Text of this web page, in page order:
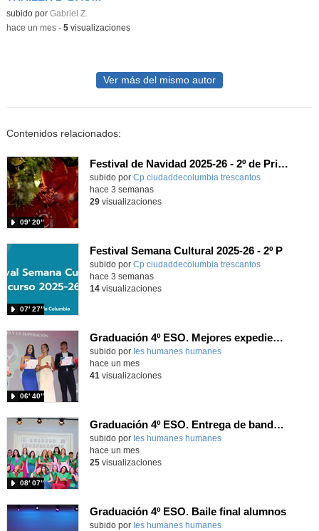
Contenido educativo.
subido por Gabriel Z.
-hace un mes- 5visualizaciones
Ver más del mismo autor
Contenidos relacionados:
Festival de Navidad 2025-26 - 2º de Primaria
subido por Cp ciudaddecolumbia trescantos
09′ 20″
-
hace 3 semanas
29visualizaciones
Festival Semana Cultural 2025-26 - 2º P
subido por Cp ciudaddecolumbia trescantos
07′ 27″
-
hace 3 semanas
14visualizaciones
Graduación 4º ESO. Mejores expedientes
subido por Ies humanes humanes
06′ 40″
-
hace un mes
41 visualizaciones
Graduación 4º ESO. Entrega de bandas 4ºA
subido por Ies humanes humanes
08′ 07″
-
hace un mes
25visualizaciones
Graduación 4º ESO. Baile final alumnos
subido por Ies humanes humanes-